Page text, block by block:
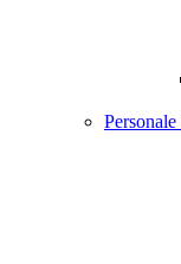
Personale